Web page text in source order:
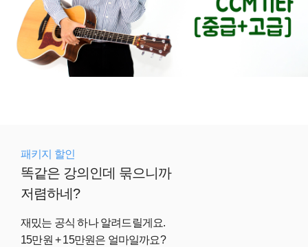
패키지 할인
똑같은 강의인데 묶으니까
저렴하네?
재밌는 공식 하나 알려드릴게요.
15만원 + 15만원은 얼마일까요?